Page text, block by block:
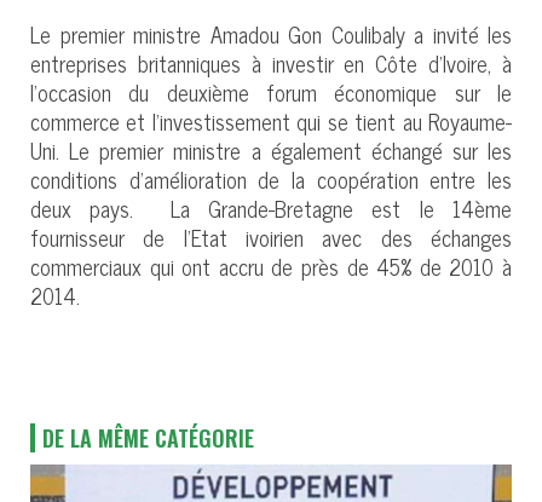
Le premier ministre Amadou Gon Coulibaly a invité les
entreprises britanniques à investir en Côte d’Ivoire, à
l’occasion du deuxième forum économique sur le
commerce et l’investissement qui se tient au Royaume-
Uni. Le premier ministre a également échangé sur les
conditions d’amélioration de la coopération entre les
deux pays. La Grande-Bretagne est le 14ème
fournisseur de l’Etat ivoirien avec des échanges
commerciaux qui ont accru de près de 45% de 2010 à
2014.
DE LA MÊME CATÉGORIE